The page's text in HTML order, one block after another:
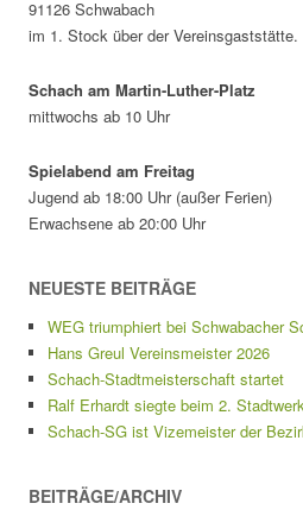
91126 Schwabach
im 1. Stock über der Vereinsgaststätte.
Schach am Martin-Luther-Platz
mittwochs ab 10 Uhr
Spielabend am Freitag
Jugend ab 18:00 Uhr (außer Ferien)
Erwachsene ab 20:00 Uhr
NEUESTE BEITRÄGE
WEG triumphiert bei Schwabacher
Hans Greul Vereinsmeister 2026
Schach-Stadtmeisterschaft startet
Ralf Erhardt siegte beim 2.
Schach-SG ist Vizemeister der
BEITRÄGE/ARCHIV